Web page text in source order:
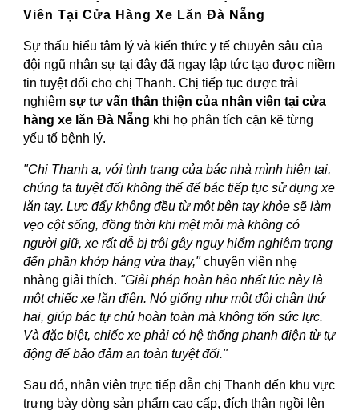
Viên Tại Cửa Hàng Xe Lăn Đà Nẵng
Sự thấu hiểu tâm lý và kiến thức y tế chuyên sâu của
đội ngũ nhân sự tại đây đã ngay lập tức tạo được niềm
tin tuyệt đối cho chị Thanh. Chị tiếp tục được trải
nghiệmsự tư vấn thân thiện của nhân viên tại cửa
hàng xe lăn Đà Nẵng khi họ phân tích cặn kẽ từng
yếu tố bệnh lý.
"Chị Thanh ạ, với tình trạng của bác nhà mình hiện tại,
chúng ta tuyệt đối không thể để bác tiếp tục sử dụng xe
lăn tay. Lực đẩy không đều từ một bên tay khỏe sẽ làm
vẹo cột sống, đồng thời khi mệt mỏi mà không có
người giữ, xe rất dễ bị trôi gây nguy hiểm nghiêm trọng
đến phần khớp háng vừa thay,"chuyên viên nhẹ
nhàng giải thích. "Giải pháp hoàn hảo nhất lúc này là
một chiếc xe lăn điện. Nó giống như một đôi chân thứ
hai, giúp bác tự chủ hoàn toàn mà không tốn sức lực.
Và đặc biệt, chiếc xe phải có hệ thống phanh điện từ tự
động để bảo đảm an toàn tuyệt đối."
Sau đó, nhân viên trực tiếp dẫn chị Thanh đến khu vực
trưng bày dòng sản phẩm cao cấp, đích thân ngồi lên